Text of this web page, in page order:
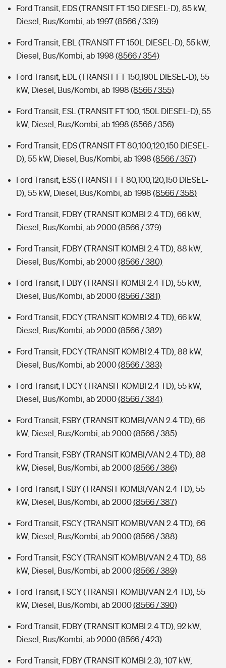
Ford Transit, EDS (TRANSIT FT 150 DIESEL-D), 85 kW,
Diesel, Bus/Kombi, ab 1997(8566 / 339)
Ford Transit, EBL (TRANSIT FT 150L DIESEL-D), 55 kW,
Diesel, Bus/Kombi, ab 1998 (8566 / 354)
Ford Transit, EDL (TRANSIT FT 150,190L DIESEL-D), 55
kW, Diesel, Bus/Kombi, ab 1998 (8566 / 355)
Ford Transit, ESL (TRANSIT FT 100, 150L DIESEL-D), 55
kW, Diesel, Bus/Kombi, ab 1998 (8566 / 356)
Ford Transit, EDS (TRANSIT FT 80,100,120,150 DIESEL-
D), 55 kW, Diesel, Bus/Kombi, ab 1998 (8566 / 357)
Ford Transit, ESS (TRANSIT FT 80,100,120,150 DIESEL-
D), 55 kW, Diesel, Bus/Kombi, ab 1998 (8566 / 358)
Ford Transit, FDBY (TRANSIT KOMBI 2.4 TD), 66 kW,
Diesel, Bus/Kombi, ab 2000(8566 / 379)
Ford Transit, FDBY (TRANSIT KOMBI 2.4 TD), 88 kW,
Diesel, Bus/Kombi, ab 2000(8566 / 380)
Ford Transit, FDBY (TRANSIT KOMBI 2.4 TD), 55 kW,
Diesel, Bus/Kombi, ab 2000(8566 / 381)
Ford Transit, FDCY (TRANSIT KOMBI 2.4 TD), 66 kW,
Diesel, Bus/Kombi, ab 2000(8566 / 382)
Ford Transit, FDCY (TRANSIT KOMBI 2.4 TD), 88 kW,
Diesel, Bus/Kombi, ab 2000(8566 / 383)
Ford Transit, FDCY (TRANSIT KOMBI 2.4 TD), 55 kW,
Diesel, Bus/Kombi, ab 2000(8566 / 384)
Ford Transit, FSBY (TRANSIT KOMBI/VAN 2.4 TD), 66
kW, Diesel, Bus/Kombi, ab 2000(8566 / 385)
Ford Transit, FSBY (TRANSIT KOMBI/VAN 2.4 TD), 88
kW, Diesel, Bus/Kombi, ab 2000(8566 / 386)
Ford Transit, FSBY (TRANSIT KOMBI/VAN 2.4 TD), 55
kW, Diesel, Bus/Kombi, ab 2000(8566 / 387)
Ford Transit, FSCY (TRANSIT KOMBI/VAN 2.4 TD), 66
kW, Diesel, Bus/Kombi, ab 2000(8566 / 388)
Ford Transit, FSCY (TRANSIT KOMBI/VAN 2.4 TD), 88
kW, Diesel, Bus/Kombi, ab 2000(8566 / 389)
Ford Transit, FSCY (TRANSIT KOMBI/VAN 2.4 TD), 55
kW, Diesel, Bus/Kombi, ab 2000(8566 / 390)
Ford Transit, FDBY (TRANSIT KOMBI 2.4 TD), 92 kW,
Diesel, Bus/Kombi, ab 2000(8566 / 423)
Ford Transit, FDBY (TRANSIT KOMBI 2.3), 107 kW,